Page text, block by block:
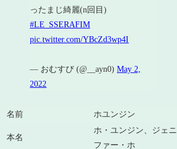
ったまじ綺麗(n回目)
#LE_SSERAFIM
pic.twitter.com/YBcZd3wp4I
— おむすび (@__ayn0)May 2,
2022
名前 ホユンジン
本名
ホ・ユンジン、ジェニ
ファー・ホ